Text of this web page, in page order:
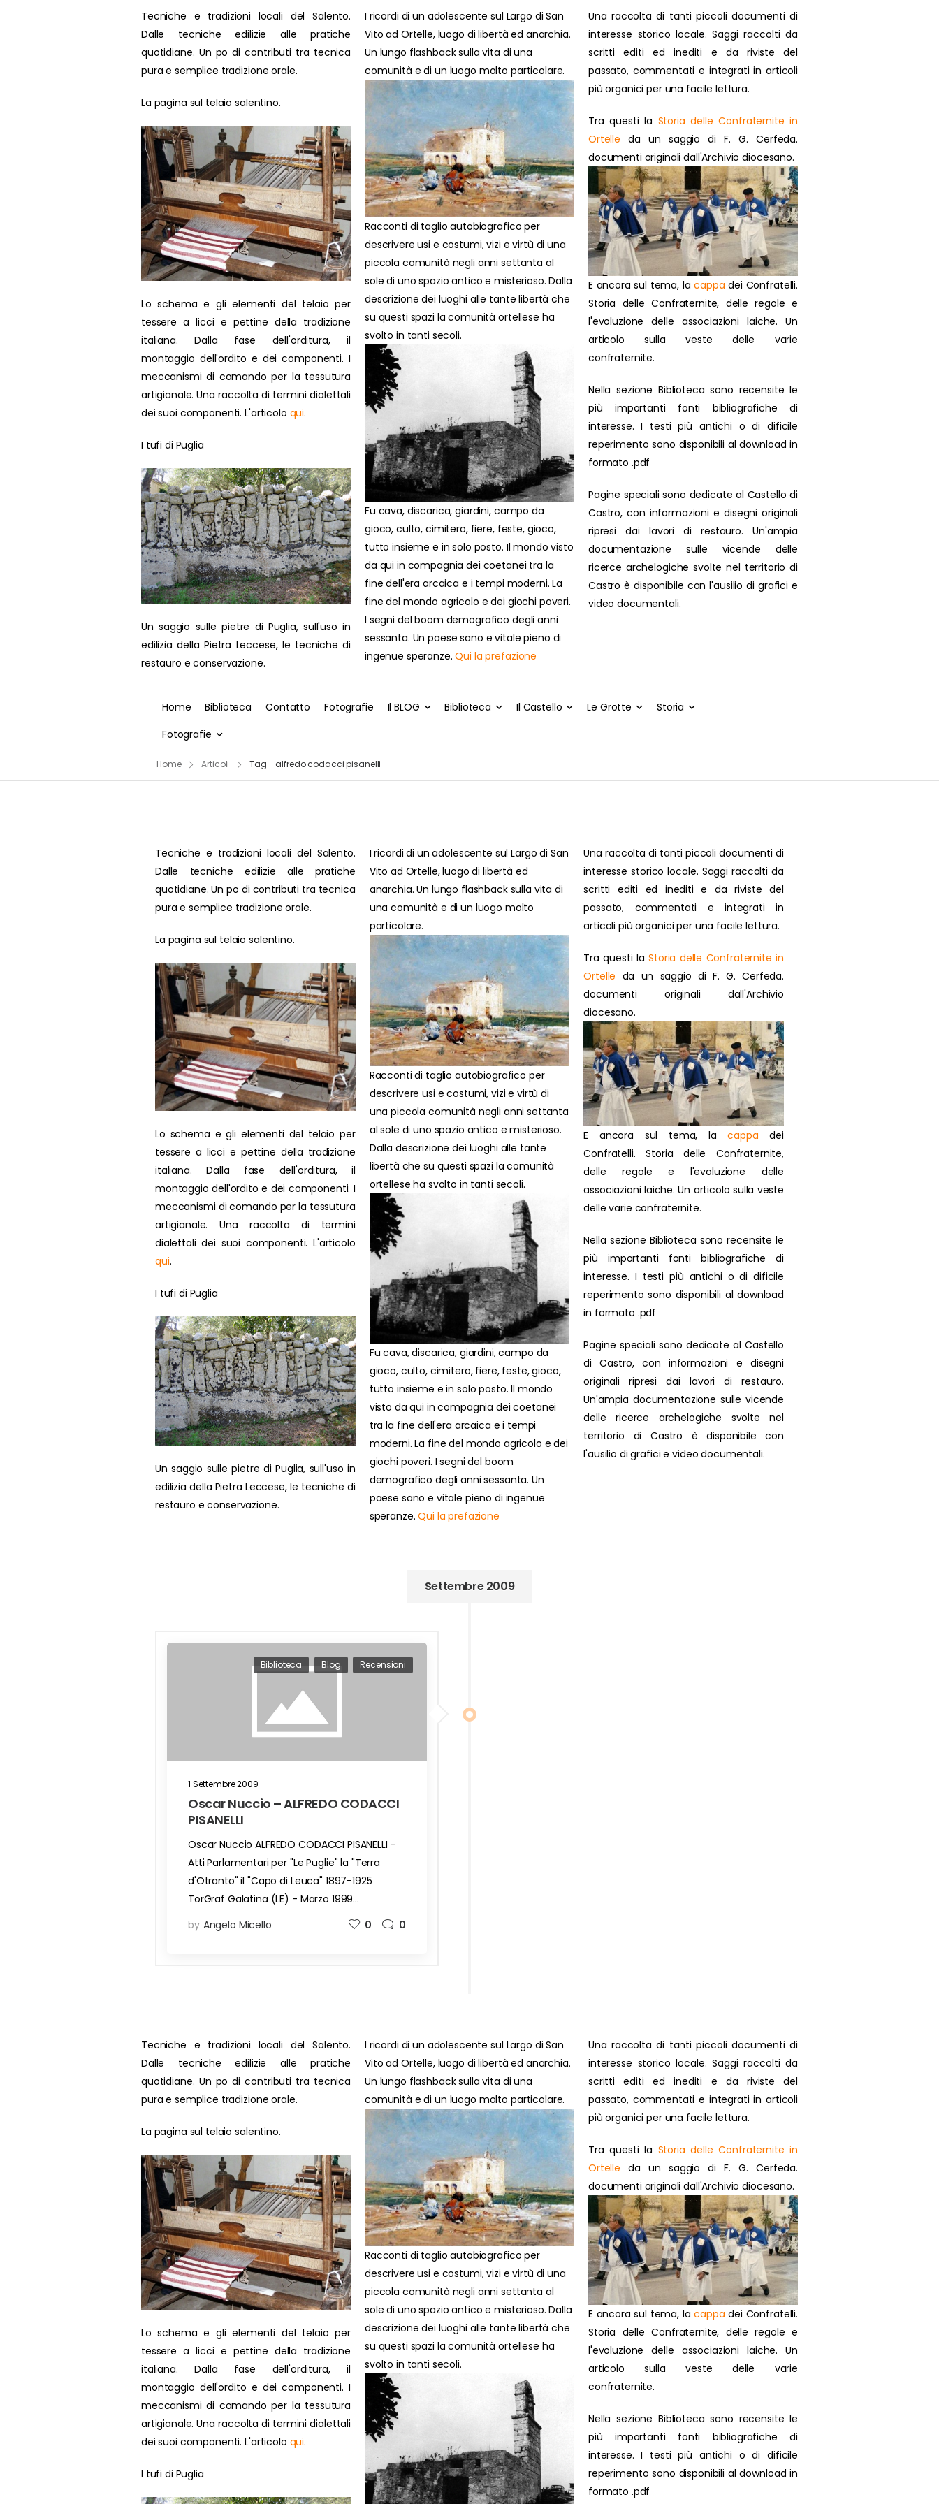
Tecniche e tradizioni locali del Salento.
Dalle tecniche edilizie alle pratiche
quotidiane. Un po di contributi tra tecnica
pura e semplice tradizione orale.
La pagina sul telaio salentino.
Lo schema e gli elementi del telaio per
tessere a licci e pettine della tradizione
italiana. Dalla fase dell'orditura, il
montaggio dell'ordito e dei componenti. I
meccanismi di comando per la tessutura
artigianale. Una raccolta di termini dialettali
dei suoi componenti. L'articolo qui.
I tufi di Puglia
Un saggio sulle pietre di Puglia, sull'uso in
edilizia della Pietra Leccese, le tecniche di
restauro e conservazione.
I ricordi di un adolescente sul Largo di San
Vito ad Ortelle, luogo di libertà ed anarchia.
Un lungo flashback sulla vita di una
comunità e di un luogo molto particolare.
Racconti di taglio autobiografico per
descrivere usi e costumi, vizi e virtù di una
piccola comunità negli anni settanta al
sole di uno spazio antico e misterioso. Dalla
descrizione dei luoghi alle tante libertà che
su questi spazi la comunità ortellese ha
svolto in tanti secoli.
Fu cava, discarica, giardini, campo da
gioco, culto, cimitero, fiere, feste, gioco,
tutto insieme e in solo posto. Il mondo visto
da qui in compagnia dei coetanei tra la
fine dell'era arcaica e i tempi moderni. La
fine del mondo agricolo e dei giochi poveri.
I segni del boom demografico degli anni
sessanta. Un paese sano e vitale pieno di
ingenue speranze.Qui la prefazione
Una raccolta di tanti piccoli documenti di
interesse storico locale. Saggi raccolti da
scritti editi ed inediti e da riviste del
passato, commentati e integrati in articoli
più organici per una facile lettura.
Tra questi la Storia delle Confraternite in
Ortelle da un saggio di F. G. Cerfeda.
documenti originali dall'Archivio diocesano.
E ancora sul tema, lacappa dei Confratelli.
Storia delle Confraternite, delle regole e
l'evoluzione delle associazioni laiche. Un
articolo sulla veste delle varie
confraternite.
Nella sezione Biblioteca sono recensite le
più importanti fonti bibliografiche di
interesse. I testi più antichi o di dificile
reperimento sono disponibili al download in
formato .pdf
Pagine speciali sono dedicate al Castello di
Castro, con informazioni e disegni originali
ripresi dai lavori di restauro. Un'ampia
documentazione sulle vicende delle
ricerce archelogiche svolte nel territorio di
Castro è disponibile con l'ausilio di grafici e
video documentali.
Home Biblioteca Contatto Fotografie Il BLOG Biblioteca Il Castello Le Grotte
Storia
Fotografie
Home Articoli Tag - alfredo codacci pisanelli
Tecniche e tradizioni locali del Salento.
Dalle tecniche edilizie alle pratiche
quotidiane. Un po di contributi tra tecnica
pura e semplice tradizione orale.
La pagina sul telaio salentino.
Lo schema e gli elementi del telaio per
tessere a licci e pettine della tradizione
italiana. Dalla fase dell'orditura, il
montaggio dell'ordito e dei componenti. I
meccanismi di comando per la tessutura
artigianale. Una raccolta di termini
dialettali dei suoi componenti. L'articolo
qui.
I tufi di Puglia
Un saggio sulle pietre di Puglia, sull'uso in
edilizia della Pietra Leccese, le tecniche di
restauro e conservazione.
I ricordi di un adolescente sul Largo di San
Vito ad Ortelle, luogo di libertà ed
anarchia. Un lungo flashback sulla vita di
una comunità e di un luogo molto
particolare.
Racconti di taglio autobiografico per
descrivere usi e costumi, vizi e virtù di
una piccola comunità negli anni settanta
al sole di uno spazio antico e misterioso.
Dalla descrizione dei luoghi alle tante
libertà che su questi spazi la comunità
ortellese ha svolto in tanti secoli.
Fu cava, discarica, giardini, campo da
gioco, culto, cimitero, fiere, feste, gioco,
tutto insieme e in solo posto. Il mondo
visto da qui in compagnia dei coetanei
tra la fine dell'era arcaica e i tempi
moderni. La fine del mondo agricolo e dei
giochi poveri. I segni del boom
demografico degli anni sessanta. Un
paese sano e vitale pieno di ingenue
speranze.Qui la prefazione
Una raccolta di tanti piccoli documenti di
interesse storico locale. Saggi raccolti da
scritti editi ed inediti e da riviste del
passato, commentati e integrati in
articoli più organici per una facile lettura.
Tra questi laStoria delle Confraternite in
Ortelle da un saggio di F. G. Cerfeda.
documenti originali dall'Archivio
diocesano.
E ancora sul tema, lacappa dei
Confratelli. Storia delle Confraternite,
delle regole e l'evoluzione delle
associazioni laiche. Un articolo sulla veste
delle varie confraternite.
Nella sezione Biblioteca sono recensite le
più importanti fonti bibliografiche di
interesse. I testi più antichi o di dificile
reperimento sono disponibili al download
in formato .pdf
Pagine speciali sono dedicate al Castello
di Castro, con informazioni e disegni
originali ripresi dai lavori di restauro.
Un'ampia documentazione sulle vicende
delle ricerce archelogiche svolte nel
territorio di Castro è disponibile con
l'ausilio di grafici e video documentali.
Settembre 2009
1 Settembre 2009
Biblioteca Blog Recensioni
Oscar Nuccio – ALFREDO CODACCI
PISANELLI
Oscar Nuccio ALFREDO CODACCI PISANELLI -
Atti Parlamentari per "Le Puglie" la "Terra
d'Otranto" il "Capo di Leuca" 1897-1925
TorGraf Galatina (LE) - Marzo 1999…
by Angelo Micello 0 0
Tecniche e tradizioni locali del Salento.
Dalle tecniche edilizie alle pratiche
quotidiane. Un po di contributi tra tecnica
pura e semplice tradizione orale.
La pagina sul telaio salentino.
Lo schema e gli elementi del telaio per
tessere a licci e pettine della tradizione
italiana. Dalla fase dell'orditura, il
montaggio dell'ordito e dei componenti. I
meccanismi di comando per la tessutura
artigianale. Una raccolta di termini dialettali
dei suoi componenti. L'articolo qui.
I tufi di Puglia
I ricordi di un adolescente sul Largo di San
Vito ad Ortelle, luogo di libertà ed anarchia.
Un lungo flashback sulla vita di una
comunità e di un luogo molto particolare.
Racconti di taglio autobiografico per
descrivere usi e costumi, vizi e virtù di una
piccola comunità negli anni settanta al
sole di uno spazio antico e misterioso. Dalla
descrizione dei luoghi alle tante libertà che
su questi spazi la comunità ortellese ha
svolto in tanti secoli.
Una raccolta di tanti piccoli documenti di
interesse storico locale. Saggi raccolti da
scritti editi ed inediti e da riviste del
passato, commentati e integrati in articoli
più organici per una facile lettura.
Tra questi la Storia delle Confraternite in
Ortelle da un saggio di F. G. Cerfeda.
documenti originali dall'Archivio diocesano.
E ancora sul tema, lacappa dei Confratelli.
Storia delle Confraternite, delle regole e
l'evoluzione delle associazioni laiche. Un
articolo sulla veste delle varie
confraternite.
Nella sezione Biblioteca sono recensite le
più importanti fonti bibliografiche di
interesse. I testi più antichi o di dificile
reperimento sono disponibili al download in
formato .pdf